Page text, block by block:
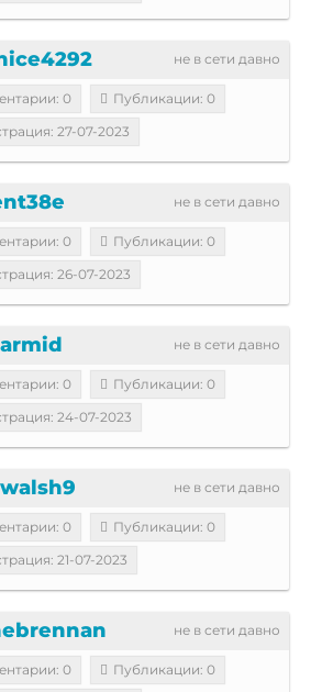
не в сети давно
0
Публикации: 0
27-07-2023
не в сети давно
0
Публикации: 0
26-07-2023
не в сети давно
0
Публикации: 0
24-07-2023
не в сети давно
0
Публикации: 0
21-07-2023
не в сети давно
0
Публикации: 0